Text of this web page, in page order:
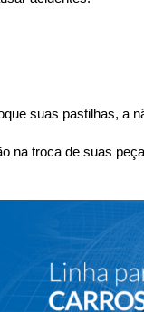
suas pastilhas, a
troca de suas